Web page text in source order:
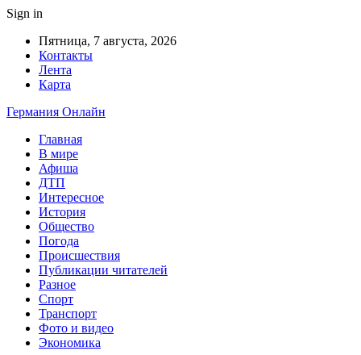
Sign in
Пятница, 7 августа, 2026
Контакты
Лента
Карта
Германия Онлайн
Главная
В мире
Афиша
ДТП
Интересное
История
Общество
Погода
Происшествия
Публикации читателей
Разное
Спорт
Транспорт
Фото и видео
Экономика